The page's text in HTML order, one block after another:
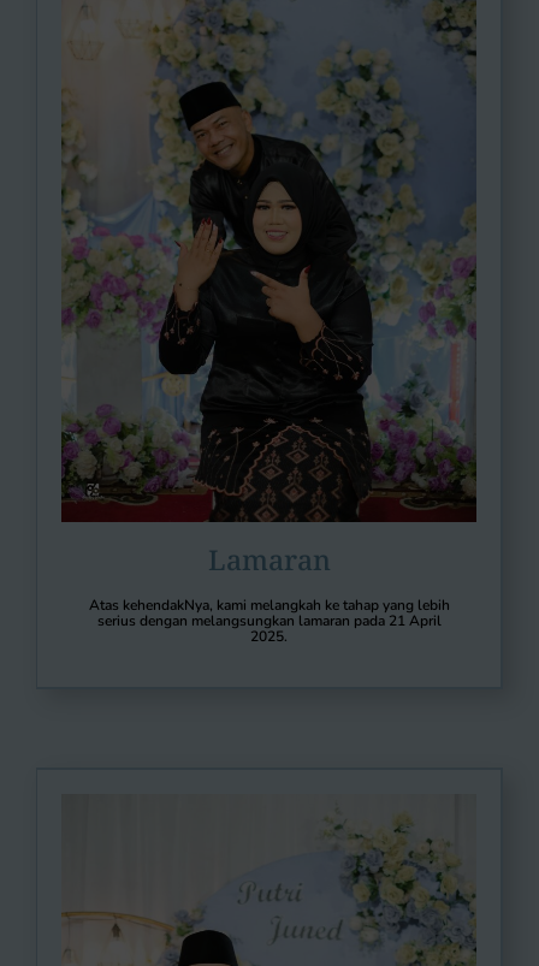
Lamaran
Atas kehendakNya, kami melangkah ke tahap yang lebih
serius dengan melangsungkan lamaran pada 21 April
2025.